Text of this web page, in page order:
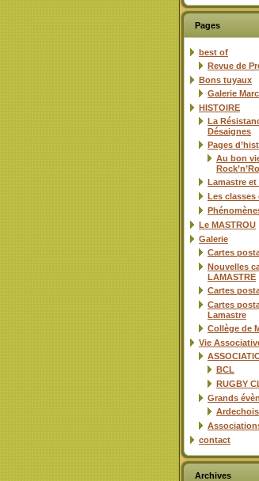
Pages
best of
Revue de
Bons tuyaux
Galerie
HISTOIRE
La
Désaignes
Pages
Au bon
Lamastre et
Les classes
Le MASTROU
Galerie
Cartes
Nouvelles
LAMASTRE
Cartes
Cartes
Lamastre
Collège de
Vie
BCL
RUGBY
Grands
contact
Archives